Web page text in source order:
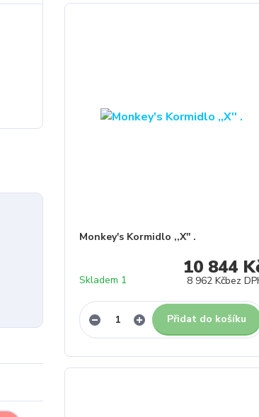
Monkey's Kormidlo ,,X'' .
10 844
8 962 Kčbez
Skladem 1
Přidat do košíku